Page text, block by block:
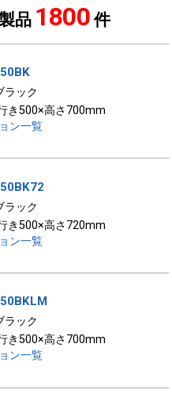
品 1800 件
ラック
き500×高さ700mm
ン一覧
ラック
き500×高さ720mm
ン一覧
ラック
き500×高さ700mm
ン一覧